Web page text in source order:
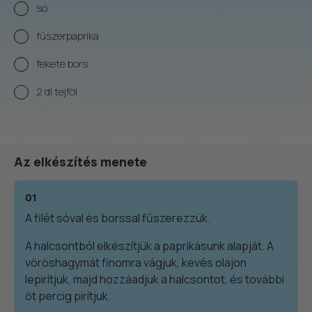
só
fűszerpaprika
fekete bors
2 dl tejföl
Az elkészítés menete
01
A filét sóval és borssal fűszerezzük.
A halcsontból elkészítjük a paprikásunk alapját. A
vöröshagymát finomra vágjuk, kevés olajon
lepirítjuk, majd hozzáadjuk a halcsontot, és további
öt percig pirítjuk.